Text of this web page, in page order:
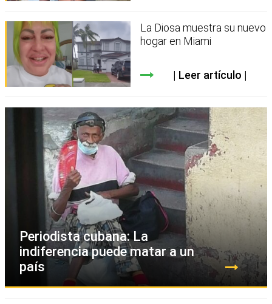
La Diosa muestra su nuevo
hogar en Miami
Leer artículo
Periodista cubana: La
indiferencia puede matar a un
país